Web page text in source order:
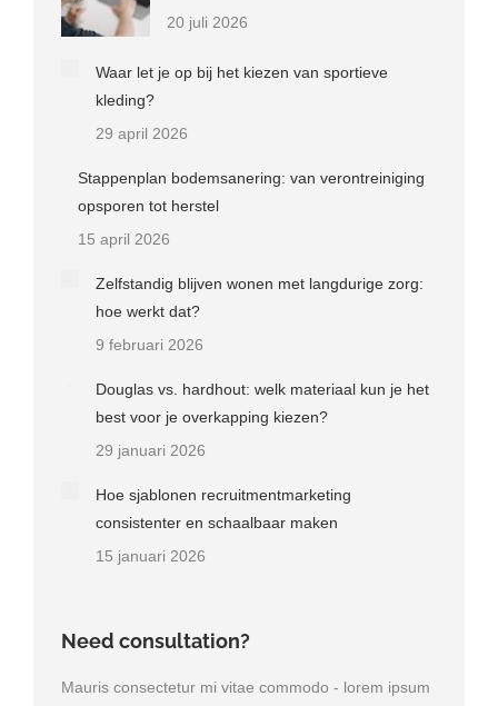
20 juli 2026
Waar let je op bij het kiezen van sportieve
kleding?
29 april 2026
Stappenplan bodemsanering: van verontreiniging
opsporen tot herstel
15 april 2026
Zelfstandig blijven wonen met langdurige zorg:
hoe werkt dat?
9 februari 2026
Douglas vs. hardhout: welk materiaal kun je het
best voor je overkapping kiezen?
29 januari 2026
Hoe sjablonen recruitmentmarketing
consistenter en schaalbaar maken
15 januari 2026
Need consultation?
Mauris consectetur mi vitae commodo - lorem ipsum